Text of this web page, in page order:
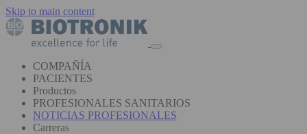
Skip to main content
COMPAÑÍA
PACIENTES
Productos
PROFESIONALES SANITARIOS
NOTICIAS PROFESIONALES
Carreras